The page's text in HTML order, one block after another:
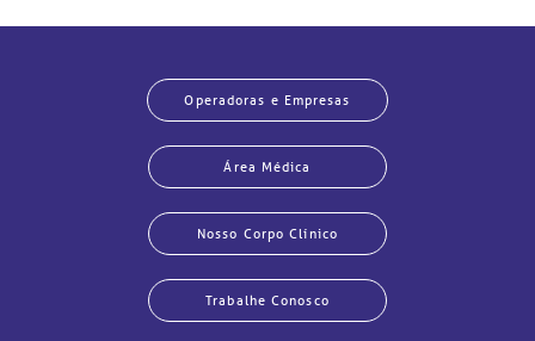
Operadoras e Empresas
Área Médica
Nosso Corpo Clínico
Trabalhe Conosco